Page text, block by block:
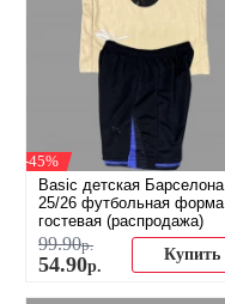
-45%
Basic детская Барселона
25/26 футбольная форма
гостевая (распродажа)
99.90р.
54.90р.
Купить